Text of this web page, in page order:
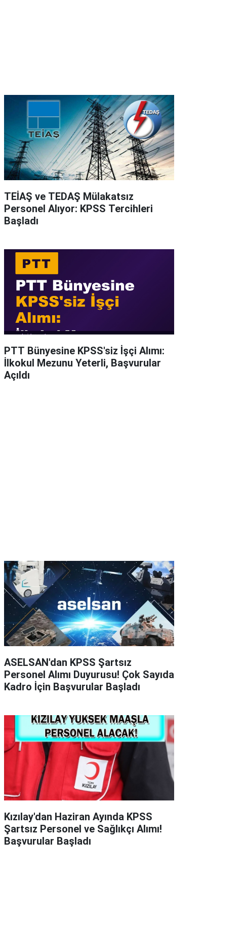
TEİAŞ ve TEDAŞ Mülakatsız
Personel Alıyor: KPSS Tercihleri
Başladı
PTT Bünyesine KPSS'siz İşçi Alımı:
İlkokul Mezunu Yeterli, Başvurular
Açıldı
ASELSAN'dan KPSS Şartsız
Personel Alımı Duyurusu! Çok Sayıda
Kadro İçin Başvurular Başladı
Kızılay'dan Haziran Ayında KPSS
Şartsız Personel ve Sağlıkçı Alımı!
Başvurular Başladı